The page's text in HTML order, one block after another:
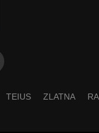
TEIUS ZLATNA